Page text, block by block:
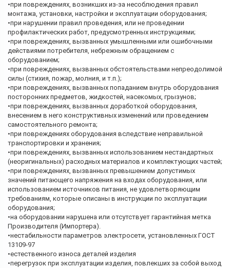
•при повреждениях, возникших из-за несоблюдения правил
монтажа, установки, настройки и эксплуатации оборудования;
•при нарушении правил проведения, или не проведении
профилактических работ, предусмотренных инструкциями;
•при повреждениях, вызванных умышленными или ошибочными
действиями потребителя, небрежным обращением с
оборудованием;
•при повреждениях, вызванных обстоятельствами непреодолимой
силы (стихия, пожар, молния, и т.п.);
•при повреждениях, вызванных попаданием внутрь оборудования
посторонних предметов, жидкостей, насекомых, грызунов;
•при повреждениях, вызванных доработкой оборудования,
внесением в него конструктивных изменений или проведением
самостоятельного ремонта;
•при повреждениях оборудования вследствие неправильной
транспортировки и хранения;
•при повреждениях, вызванных использованием нестандартных
(неоригинальных) расходных материалов и комплектующих частей;
•при повреждениях, вызванных превышением допустимых
значений питающего напряжения на входах оборудования, или
использованием источников питания, не удовлетворяющим
требованиям, которые описаны в инструкции по эксплуатации
оборудования;
•на оборудовании нарушена или отсутствует гарантийная метка
Производителя (Импортера).
•нестабильности параметров электросети, установленных ГОСТ
13109-97
•естественного износа деталей изделия
•перегрузок при эксплуатации изделия, повлекших за собой выход